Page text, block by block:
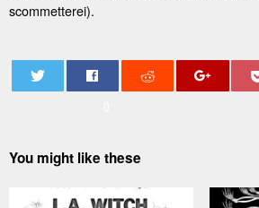
scommetterei).
You might like these